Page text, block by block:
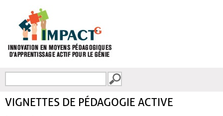
FORMULAIRE DE
VIGNETTES DE PÉDAGOGIE ACTIVE